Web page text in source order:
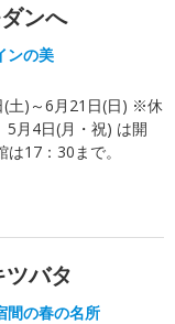
ンへ
ンの美
(土)～6月21日(日) ※休
5月4日(月・祝) は開
17：30まで。
ツバタ
間の春の名所